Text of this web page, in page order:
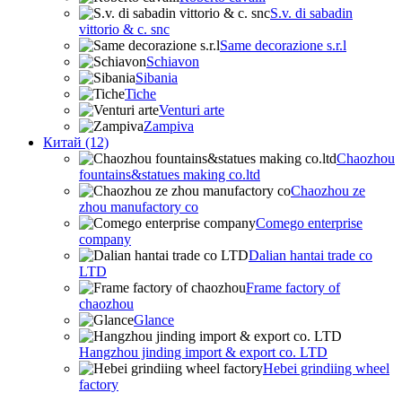
S.v. di sabadin
vittorio & c. snc
Same decorazione s.r.l
Schiavon
Sibania
Tiche
Venturi arte
Zampiva
Китай (12)
Chaozhou
fountains&statues making co.ltd
Chaozhou ze
zhou manufactory co
Comego enterprise
company
Dalian hantai trade co
LTD
Frame factory of
chaozhou
Glance
Hangzhou jinding import & export co. LTD
Hebei grindiing wheel
factory